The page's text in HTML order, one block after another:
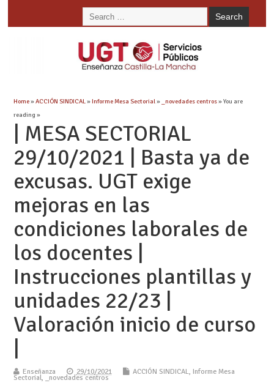
Home»ACCIÓN SINDICAL»Informe Mesa Sectorial» _novedades centros» You are
reading »
| MESA SECTORIAL
29/10/2021 | Basta ya de
excusas. UGT exige
mejoras en las
condiciones laborales de
los docentes |
Instrucciones plantillas y
unidades 22/23 |
Valoración inicio de curso
Enseñanza 29/10/2021 ACCIÓN SINDICAL, Informe Mesa
Sectorial, _novedades centros